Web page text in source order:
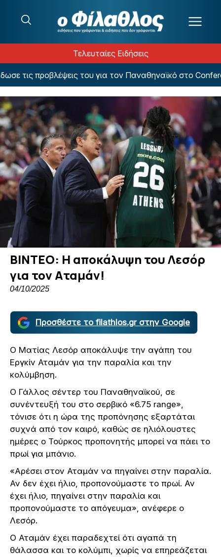
Τελευταίες Ειδήσεις
τις προβλέψεις του για τον Παναθηναϊκό στο
ΒΙΝΤΕΟ: Η αποκάλυψη του Λεσόρ
για τον Αταμάν!
04/10/2025
Προσθέστε το filathlos.gr στην Google
Ο Ματίας Λεσόρ αποκάλυψε την αγάπη του
Εργκίν Αταμάν για την παραλία και την
κολύμβηση.
Ο Γάλλος σέντερ του Παναθηναϊκού, σε
συνέντευξή του στο σερβικό «6.75 range»,
τόνισε ότι η ώρα της προπόνησης εξαρτάται
συχνά από τον καιρό, καθώς σε ηλιόλουστες
ημέρες ο Τούρκος προπονητής μπορεί να πάει το
πρωί για μπάνιο.
«Αρέσει στον Αταμάν να πηγαίνει στην παραλία.
Αν δεν έχει ήλιο, προπονούμαστε το πρωί. Αν
έχει ήλιο, πηγαίνει στην παραλία και
προπονούμαστε το απόγευμα», ανέφερε ο
Λεσόρ.
Ο Αταμάν έχει παραδεχτεί ότι αγαπά τη
θάλασσα και το κολύμπι, χωρίς να επηρεάζεται